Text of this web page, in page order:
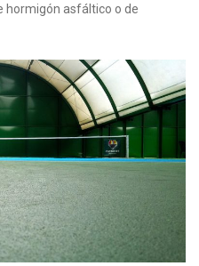
hormigón asfáltico o de